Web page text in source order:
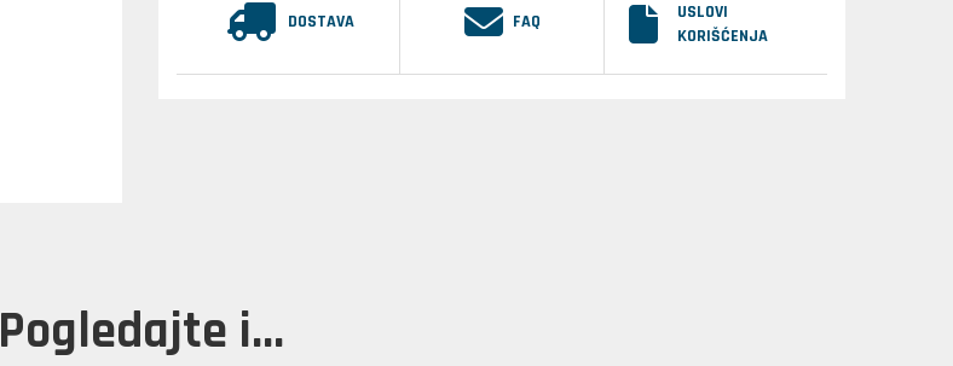
DOSTAVA FAQ
USLOVI
KORIŠĆENJA
Pogledajte i...